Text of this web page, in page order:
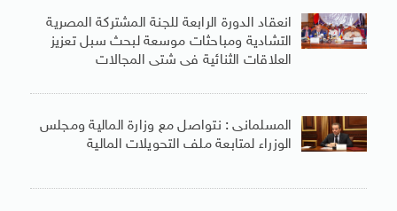
انعقاد الدورة الرابعة للجنة المشتركة المصرية
التشادية ومباحثات موسعة لبحث سبل تعزيز
العلاقات الثنائية فى شتى المجالات
المسلمانى : نتواصل مع وزارة المالية ومجلس
الوزراء لمتابعة ملف التحويلات المالية